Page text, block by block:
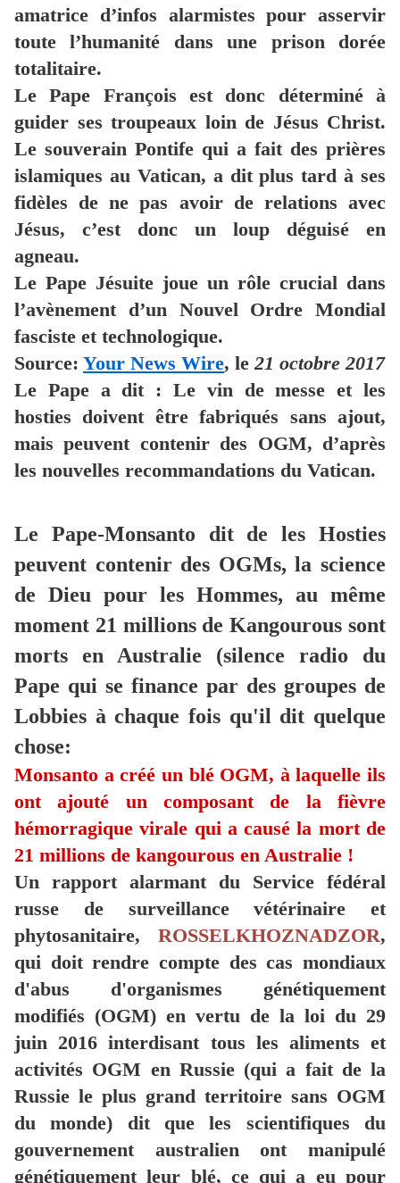
amatrice d’infos alarmistes pour asservir
toute l’humanité dans une prison dorée
totalitaire.
Le Pape François est donc déterminé à
guider ses troupeaux loin de Jésus Christ.
Le souverain Pontife qui a fait des prières
islamiques au Vatican, a dit plus tard à ses
fidèles de ne pas avoir de relations avec
Jésus, c’est donc un loup déguisé en
agneau.
Le Pape Jésuite joue un rôle crucial dans
l’avènement d’un Nouvel Ordre Mondial
fasciste et technologique.
Source: Your News Wire, le 21 octobre 2017
Le Pape a dit : Le vin de messe et les
hosties doivent être fabriqués sans ajout,
mais peuvent contenir des OGM, d’après
les nouvelles recommandations du Vatican.
Le Pape-Monsanto dit de les Hosties
peuvent contenir des OGMs, la science
de Dieu pour les Hommes, au même
moment 21 millions de Kangourous sont
morts en Australie (silence radio du
Pape qui se finance par des groupes de
Lobbies à chaque fois qu'il dit quelque
chose:
Monsanto a créé un blé OGM, à laquelle ils
ont ajouté un composant de la fièvre
hémorragique virale qui a causé la mort de
21 millions de kangourous en Australie !
Un rapport alarmant du Service fédéral
russe de surveillance vétérinaire et
phytosanitaire, ROSSELKHOZNADZOR,
qui doit rendre compte des cas mondiaux
d'abus d'organismes génétiquement
modifiés (OGM) en vertu de la loi du 29
juin 2016 interdisant tous les aliments et
activités OGM en Russie (qui a fait de la
Russie le plus grand territoire sans OGM
du monde) dit que les scientifiques du
gouvernement australien ont manipulé
génétiquement leur blé, ce qui a eu pour